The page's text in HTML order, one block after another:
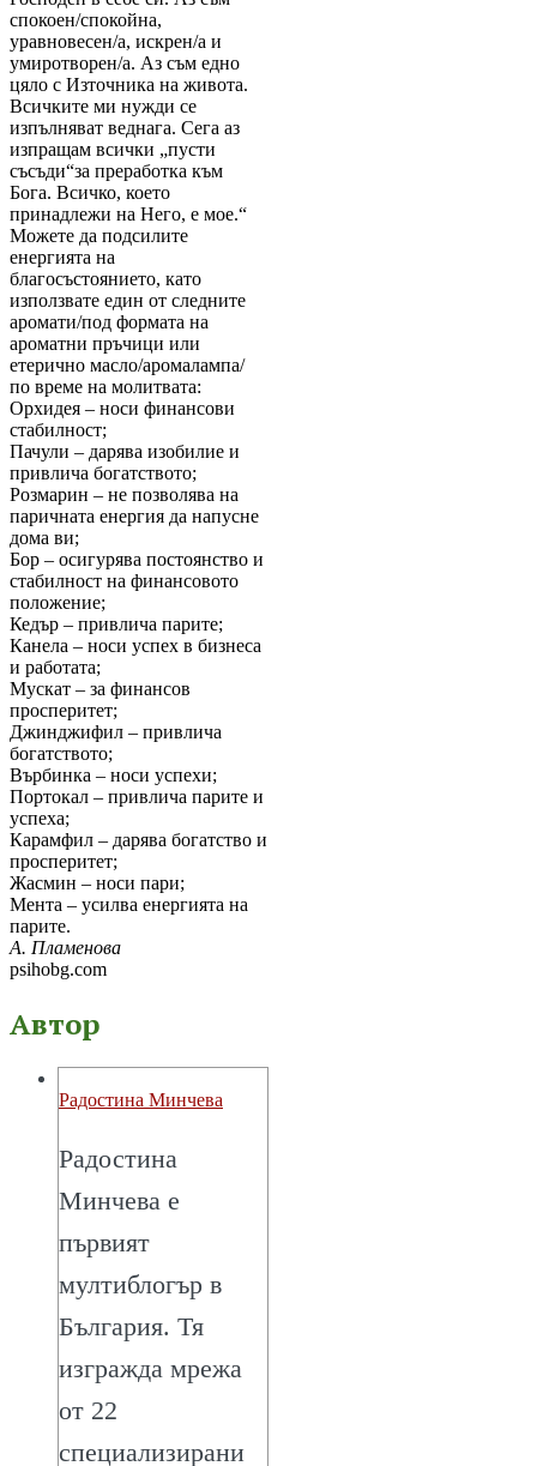
спокоен/спокойна,
уравновесен/а, искрен/а и
умиротворен/а. Аз съм едно
цяло с Източника на живота.
Всичките ми нужди се
изпълняват веднага. Сега аз
изпращам всички „пусти
съсъди“за преработка към
Бога. Всичко, което
принадлежи на Него, е мое.“
Можете да подсилите
енергията на
благосъстоянието, като
използвате един от следните
аромати/под формата на
ароматни пръчици или
етерично масло/аромалампа/
по време на молитвата:
Орхидея – носи финансови
стабилност;
Пачули – дарява изобилие и
привлича богатството;
Розмарин – не позволява на
паричната енергия да напусне
дома ви;
Бор – осигурява постоянство и
стабилност на финансовото
положение;
Кедър – привлича парите;
Канела – носи успех в бизнеса
и работата;
Мускат – за финансов
просперитет;
Джинджифил – привлича
богатството;
Върбинка – носи успехи;
Портокал – привлича парите и
успеха;
Карамфил – дарява богатство и
просперитет;
Жасмин – носи пари;
Мента – усилва енергията на
парите.
А. Пламенова
psihobg.com
Автор
Радостина Минчева
Радостина
Минчева е
първият
мултиблогър в
България. Тя
изгражда мрежа
от 22
специализирани